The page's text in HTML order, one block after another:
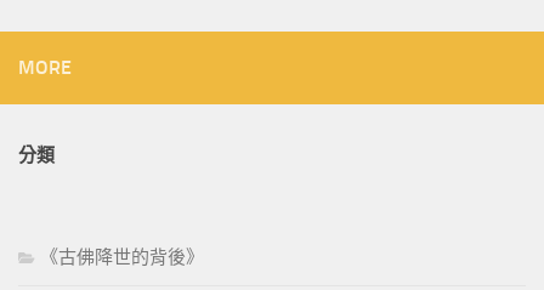
MORE
分類
《古佛降世的背後》